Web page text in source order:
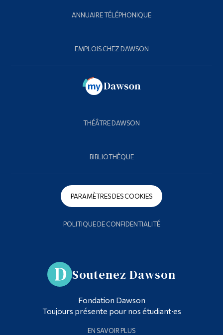
ANNUAIRE TÉLÉPHONIQUE
EMPLOIS CHEZ DAWSON
THÉÂTRE DAWSON
BIBLIOTHÈQUE
PARAMÈTRES DES COOKIES
POLITIQUE DE CONFIDENTIALITÉ
Soutenez Dawson
Fondation Dawson
Toujours présente pour nos étudiant·es
EN SAVOIR PLUS